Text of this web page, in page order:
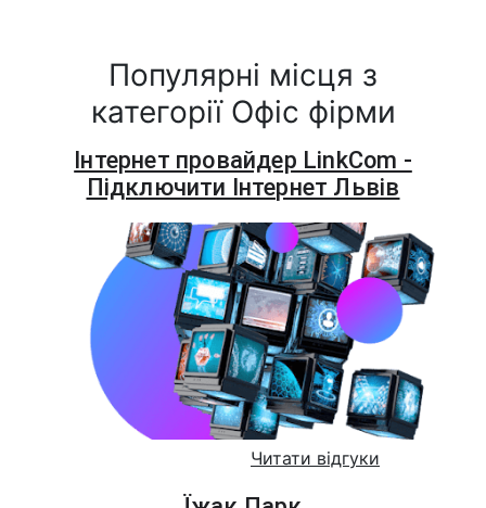
Популярні місця з
категорії Офіс фірми
Інтернет провайдер LinkCom -
Підключити Інтернет Львів
Читати відгуки